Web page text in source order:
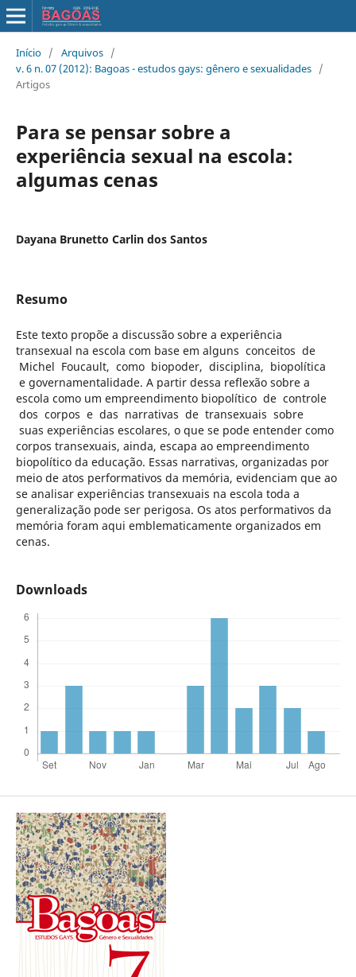
Início / Arquivos /
v. 6 n. 07 (2012): Bagoas - estudos gays: gênero e sexualidades /
Artigos
Para se pensar sobre a
experiência sexual na escola:
algumas cenas
Dayana Brunetto Carlin dos Santos
Resumo
Este texto propõe a discussão sobre a experiência
transexual na escola com base em alguns conceitos de
Michel Foucault, como biopoder, disciplina, biopolítica
e governamentalidade. A partir dessa reflexão sobre a
escola como um empreendimento biopolítico de controle
dos corpos e das narrativas de transexuais sobre
suas experiências escolares, o que se pode entender como
corpos transexuais, ainda, escapa ao empreendimento
biopolítico da educação. Essas narrativas, organizadas por
meio de atos performativos da memória, evidenciam que ao
se analisar experiências transexuais na escola toda a
generalização pode ser perigosa. Os atos performativos da
memória foram aqui emblematicamente organizados em
cenas.
Downloads